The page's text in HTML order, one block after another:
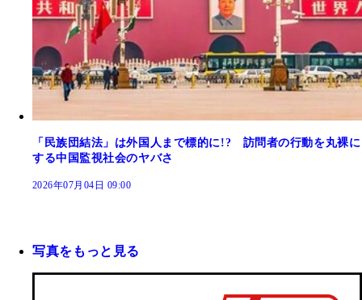
「民族団結法」は外国人まで標的に!? 訪問者の行動を丸裸に
する中国監視社会のヤバさ
2026年07月04日 09:00
写真をもっと見る